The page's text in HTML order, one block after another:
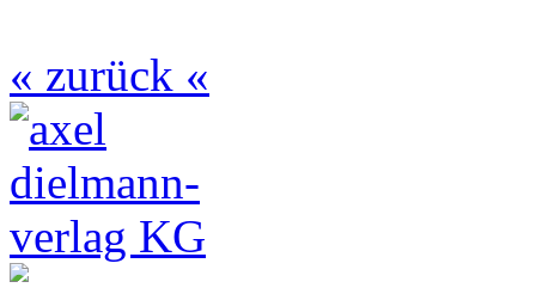
« zurück «